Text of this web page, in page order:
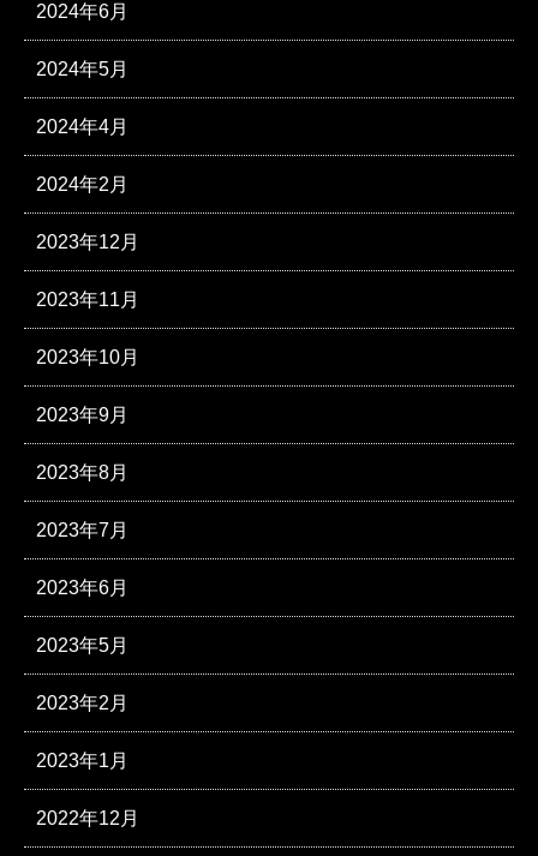
2024年6月
2024年5月
2024年4月
2024年2月
2023年12月
2023年11月
2023年10月
2023年9月
2023年8月
2023年7月
2023年6月
2023年5月
2023年2月
2023年1月
2022年12月